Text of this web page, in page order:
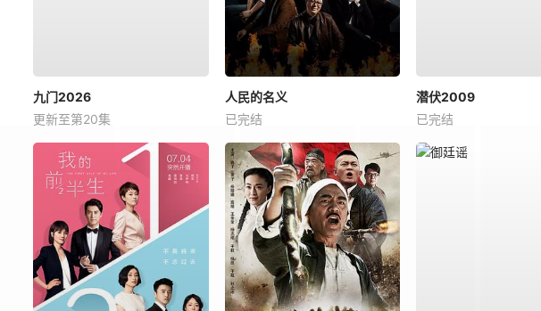
九门2026
更新至第20集
人民的名义
已完结
潜伏2009
已完结